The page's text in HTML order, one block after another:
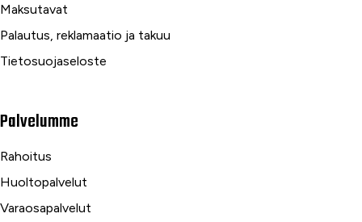
Maksutavat
Palautus, reklamaatio ja takuu
Tietosuojaseloste
Palvelumme
Rahoitus
Huoltopalvelut
Varaosapalvelut